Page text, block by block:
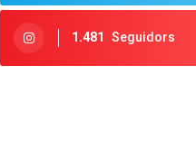
1.481 Seguidors